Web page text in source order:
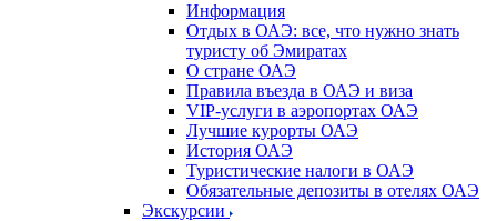
Информация
Отдых в ОАЭ: все, что нужно знать
туристу об Эмиратах
О стране ОАЭ
Правила въезда в ОАЭ и виза
VIP-услуги в аэропортах ОАЭ
Лучшие курорты ОАЭ
История ОАЭ
Туристические налоги в ОАЭ
Обязательные депозиты в отелях ОАЭ
Экскурсии